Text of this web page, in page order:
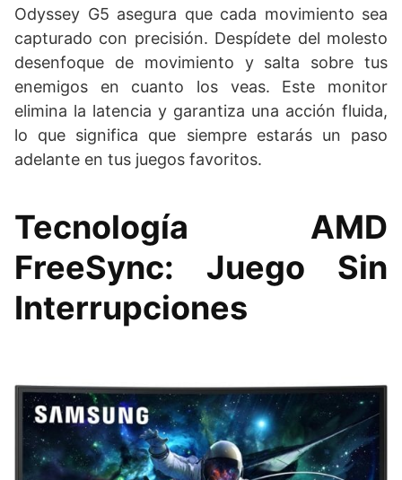
Odyssey G5 asegura que cada movimiento sea
capturado con precisión. Despídete del molesto
desenfoque de movimiento y salta sobre tus
enemigos en cuanto los veas. Este monitor
elimina la latencia y garantiza una acción fluida,
lo que significa que siempre estarás un paso
adelante en tus juegos favoritos.
Tecnología AMD
FreeSync: Juego Sin
Interrupciones